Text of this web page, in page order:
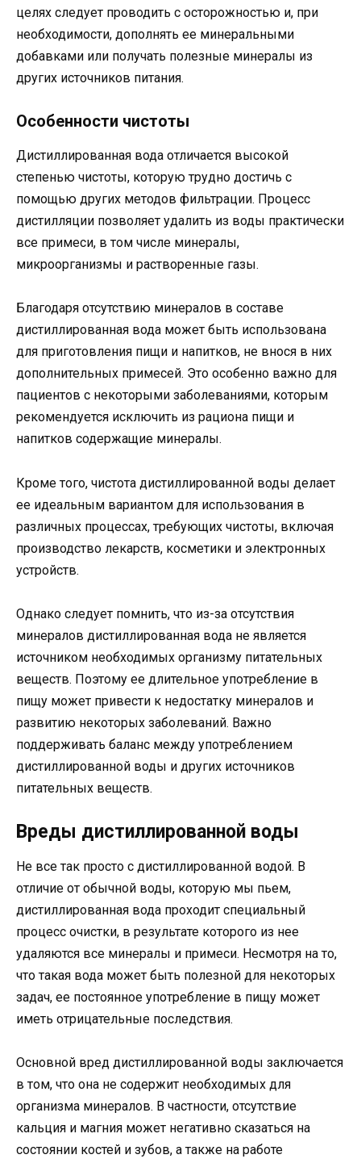
целях следует проводить с осторожностью и, при
необходимости, дополнять ее минеральными
добавками или получать полезные минералы из
других источников питания.
Особенности чистоты
Дистиллированная вода отличается высокой
степенью чистоты, которую трудно достичь с
помощью других методов фильтрации. Процесс
дистилляции позволяет удалить из воды практически
все примеси, в том числе минералы,
микроорганизмы и растворенные газы.
Благодаря отсутствию минералов в составе
дистиллированная вода может быть использована
для приготовления пищи и напитков, не внося в них
дополнительных примесей. Это особенно важно для
пациентов с некоторыми заболеваниями, которым
рекомендуется исключить из рациона пищи и
напитков содержащие минералы.
Кроме того, чистота дистиллированной воды делает
ее идеальным вариантом для использования в
различных процессах, требующих чистоты, включая
производство лекарств, косметики и электронных
устройств.
Однако следует помнить, что из-за отсутствия
минералов дистиллированная вода не является
источником необходимых организму питательных
веществ. Поэтому ее длительное употребление в
пищу может привести к недостатку минералов и
развитию некоторых заболеваний. Важно
поддерживать баланс между употреблением
дистиллированной воды и других источников
питательных веществ.
Вреды дистиллированной воды
Не все так просто с дистиллированной водой. В
отличие от обычной воды, которую мы пьем,
дистиллированная вода проходит специальный
процесс очистки, в результате которого из нее
удаляются все минералы и примеси. Несмотря на то,
что такая вода может быть полезной для некоторых
задач, ее постоянное употребление в пищу может
иметь отрицательные последствия.
Основной вред дистиллированной воды заключается
в том, что она не содержит необходимых для
организма минералов. В частности, отсутствие
кальция и магния может негативно сказаться на
состоянии костей и зубов, а также на работе